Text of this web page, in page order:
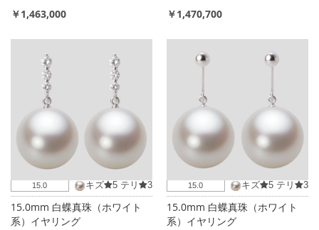
￥1,463,000
￥1,470,700
15.0 キズ 5 テリ 3
15.0mm 白蝶真珠（ホワイト
系）イヤリング
15.0 キズ 5 テリ 3
15.0mm 白蝶真珠（ホワイト
系）イヤリング